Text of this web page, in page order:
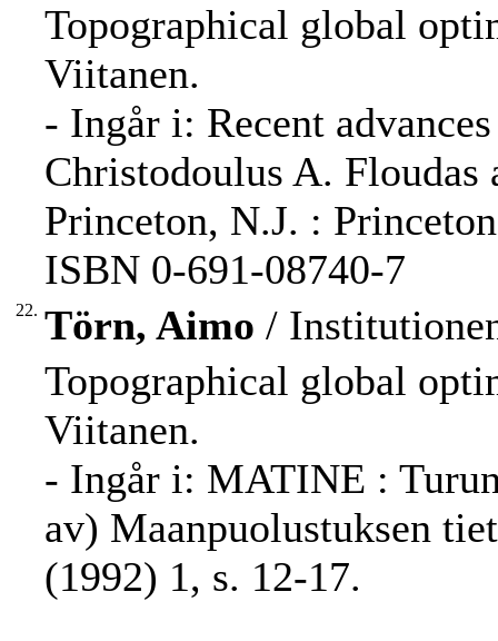
Topographical global
Viitanen.
- Ingår i: Recent
Christodoulus A. Floudas
Princeton, N.J. :
ISBN 0-691-08740-7
22. Törn, Aimo /
Topographical global
Viitanen.
- Ingår i: MATINE :
av) Maanpuolustuksen
(1992) 1, s. 12-17.